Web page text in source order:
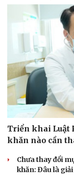
Văn hóa
Sân khấu - Điện ảnh
Văn học
Âm nhạc
Triển khai Luật
khăn nào cần
Chưa thay đổi
khăn: Đâu là